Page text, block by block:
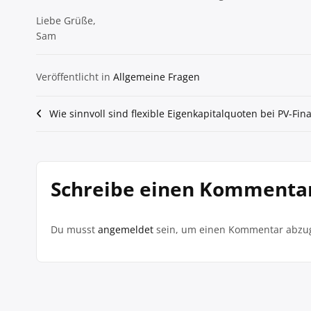
Liebe Grüße,
Sam
Veröffentlicht in Allgemeine Fragen
Beitragsnavigation
Wie sinnvoll sind flexible Eigenkapitalquoten bei PV-
Schreibe einen
Du musst angemeldet sein, um einen Kommentar